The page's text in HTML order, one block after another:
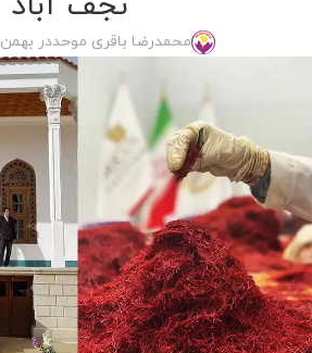
محمدرضا باقری موحددر بهمن 14, 1403